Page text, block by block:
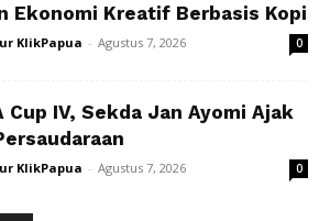
Ekonomi Kreatif Berbasis Kopi
KlikPapua - Agustus 7, 2026 0
Cup IV, Sekda Jan Ayomi Ajak
KlikPapua - Agustus 7, 2026 0